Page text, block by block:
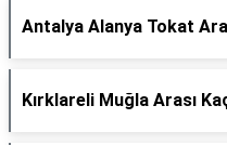
Antalya Alanya Tokat
Kırklareli Muğla Arası